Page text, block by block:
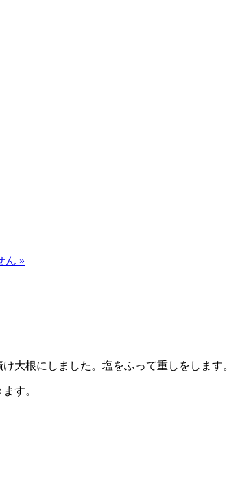
ん »
大根にしました。塩をふって重しをします
す。